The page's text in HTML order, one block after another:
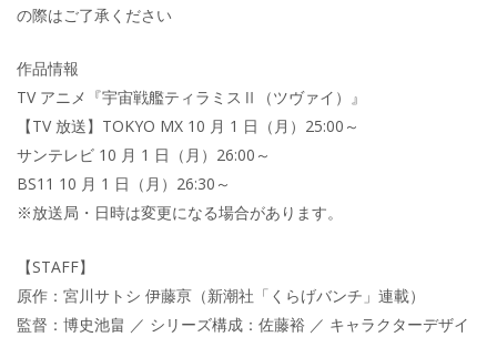
の際はご了承ください
作品情報
TV アニメ『宇宙戦艦ティラミスⅡ（ツヴァイ）』
【TV 放送】TOKYO MX 10 月 1 日（月）25:00～
サンテレビ 10 月 1 日（月）26:00～
BS11 10 月 1 日（月）26:30～
※放送局・日時は変更になる場合があります。
【STAFF】
原作：宮川サトシ 伊藤亰（新潮社「くらげバンチ」連載）
監督：博史池畠 ／ シリーズ構成：佐藤裕 ／ キャラクターデザイ